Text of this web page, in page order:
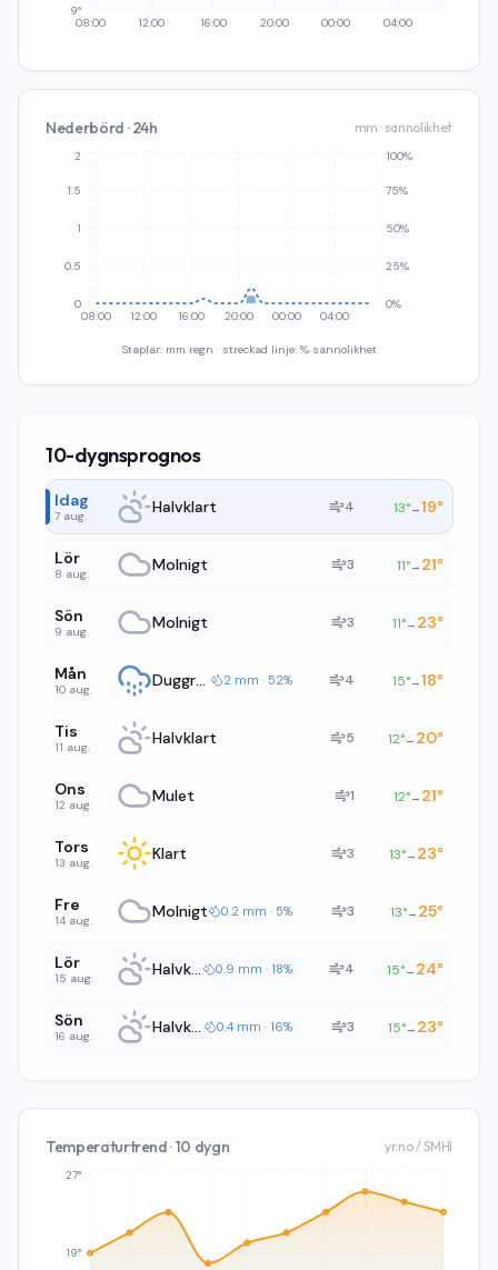
08:00 12:00 16:00 20:00 00:00 04:00
9°
Nederbörd · 24h mm · sannolikhet
08:00 12:00 16:00 20:00 00:00 04:00
0
0.5
1
1.5
2
0%
25%
50%
75%
100%
Staplar: mm regn · streckad linje: % sannolikhet
10-dygnsprognos
Idag
7 aug. Halvklart 4 13°→19°
Lör
8 aug. Molnigt 3 11°→ 21°
Sön
9 aug. Molnigt 3 11°→ 23°
Mån
10 aug. Duggregn 2 mm · 52% 4 15°→18°
Tis
11 aug. Halvklart 5 12°→ 20°
Ons
12 aug. Mulet 1 12°→ 21°
Tors
13 aug. Klart 3 13°→ 23°
Fre
14 aug. Molnigt 0.2 mm · 5% 3 13°→ 25°
Lör
15 aug. Halvklart 0.9 mm · 18% 4 15°→ 24°
Sön
16 aug. Halvklart 0.4 mm · 16% 3 15°→ 23°
Temperaturtrend · 10 dygn yr.no / SMHI
19°
27°